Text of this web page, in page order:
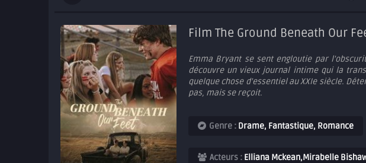
Film The Ground Beneath Our
Emma Bryant se sent engloutie par
découvre un vieux journal intime qui la
quelque chose d'essentiel au XXIe siècle.
pas, mais se reçoit.
Genre : Drame, Fantastique, Romance
Acteurs : Elliana Mckean,Mirabelle